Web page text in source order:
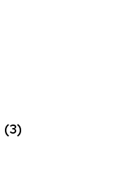
(3)